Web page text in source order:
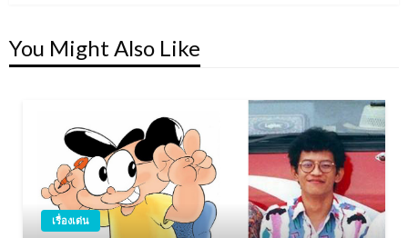
You Might Also Like
เรื่องเด่น